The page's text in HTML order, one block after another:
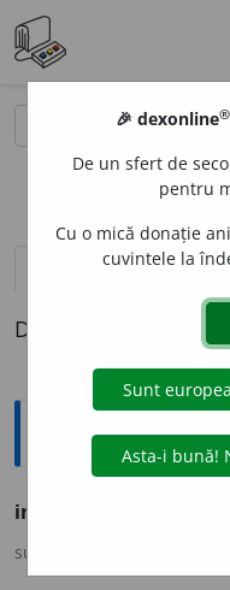
definiții (1)
Definiția cu ID-ul
Ortografice
infinitezimal
sursa:
🎉 dexonline®
De un sfert de
pentru
Cu o mică donație
cuvintele la